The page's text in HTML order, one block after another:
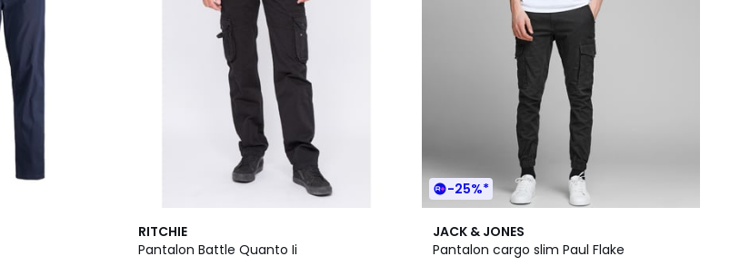
RITCHIE
Pantalon Battle Quanto Ii
4,1
/ 5
4
Couleurs
-25%*
JACK & JONES
Pantalon cargo slim Paul Flake
4,4
/ 5
8
Couleurs